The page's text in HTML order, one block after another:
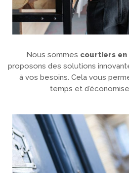
Nous sommes courtiers en
proposons des solutions
à vos besoins. Cela vous
temps et